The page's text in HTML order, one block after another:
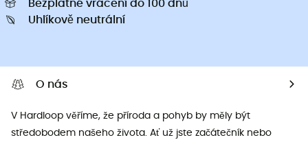
Bezplatné vrácení do 100 dnů
Uhlíkově neutrální
O nás
V Hardloop věříme, že příroda a pohyb by měly být
středobodem našeho života. Ať už jste začátečník nebo